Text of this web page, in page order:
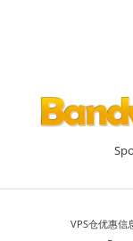
VPS仓优惠信